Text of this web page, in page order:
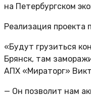
на Петербургском
Реализация проекта
«Будут грузиться
Брянск, там
АПХ «Мираторг»
— Он позволит нам